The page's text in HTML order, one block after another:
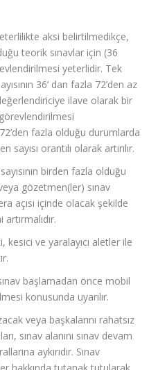
aksi belirtilmedikçe,
teorik sınavlar için (36
yeterlidir. Tek
36’ dan fazla 72’den az
ilave olarak bir
fazla olduğu durumlarda
orantılı olarak artırılır.
birden fazla olduğu
gözetmen(ler) sınav
açısı içinde olacak şekilde
kesici ve yaralayıcı aletler ile
başlamadan önce mobil
konusunda uyarılır.
veya başkalarını rahatsız
sınav alanını sınav devam
aykırıdır. Sınav